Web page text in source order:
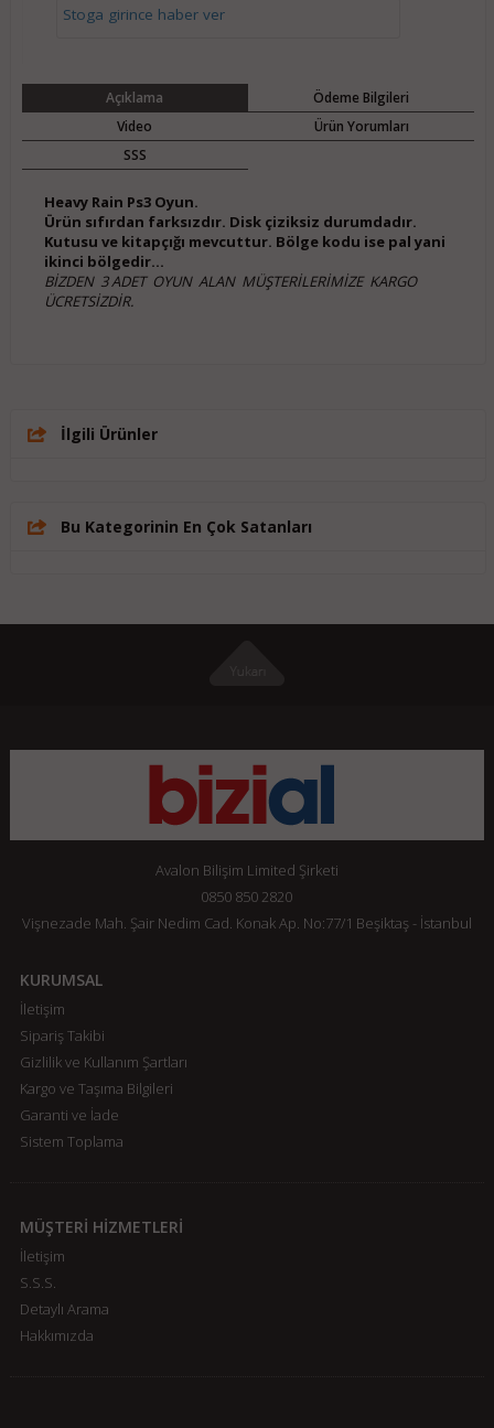
Stoga girince haber ver
Açıklama
Ödeme Bilgileri
Video
Ürün Yorumları
SSS
Heavy Rain Ps3 Oyun.
Ürün sıfırdan farksızdır. Disk çiziksiz durumdadır.
Kutusu ve kitapçığı mevcuttur. Bölge kodu ise pal yani
ikinci bölgedir...
BİZDEN 3 ADET OYUN ALAN MÜŞTERİLERİMİZE KARGO
ÜCRETSİZDİR.
İlgili Ürünler
Bu Kategorinin En Çok Satanları
Avalon Bilişim Limited Şirketi
0850 850 2820
Vişnezade Mah. Şair Nedim Cad. Konak Ap. No:77/1 Beşiktaş - İstanbul
KURUMSAL
İletişim
Sipariş Takibi
Gizlilik ve Kullanım Şartları
Kargo ve Taşıma Bilgileri
Garanti ve İade
Sistem Toplama
MÜŞTERİ HİZMETLERİ
İletişim
S.S.S.
Detaylı Arama
Hakkımızda